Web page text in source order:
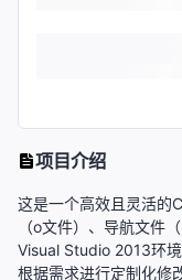
项目介绍
这是一个高效且灵活的
（o文件）、导航文件
Visual Studio 2013环
根据需求进行定制化修